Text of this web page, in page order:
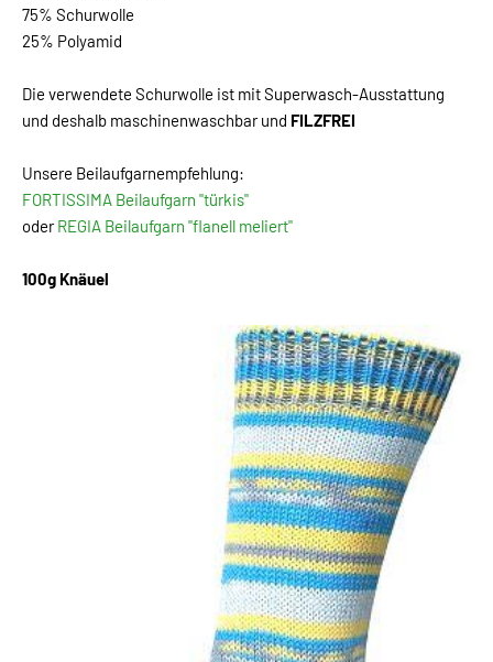
75% Schurwolle
25% Polyamid
Die verwendete Schurwolle ist mit Superwasch-Ausstattung
und deshalb maschinenwaschbar und FILZFREI
Unsere Beilaufgarnempfehlung:
FORTISSIMA Beilaufgarn "türkis"
oderREGIA Beilaufgarn "flanell meliert"
100g Knäuel